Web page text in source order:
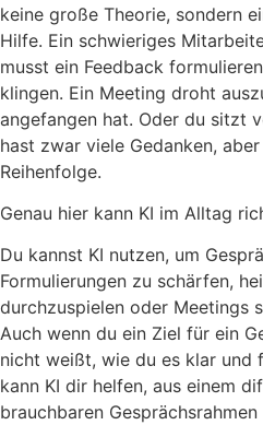
keine große Theorie, sondern
Hilfe. Ein schwieriges
musst ein Feedback
klingen. Ein Meeting droht
angefangen hat. Oder du sitzt
hast zwar viele Gedanken,
Reihenfolge.
Genau hier kann KI im Alltag
Du kannst KI nutzen, um
Formulierungen zu schärfen,
durchzuspielen oder Meetings
Auch wenn du ein Ziel für ein
nicht weißt, wie du es klar und
kann KI dir helfen, aus einem
brauchbaren Gesprächsrahmen